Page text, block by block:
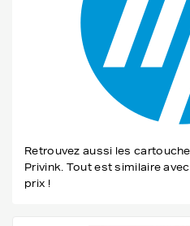
Retrouvez aussi les
Privink. Tout est similaire
prix !